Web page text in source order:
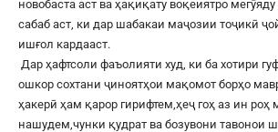
новобаста аст ва ҳақиқату воқеиятро
сабаб аст, ки дар шабакаи маҷозии тоҷикӣ
ишғол кардааст.
Дар ҳафтсоли фаъолияти худ, ки ба хотири
ошкор сохтани ҷиноятҳои мақомот борҳо
ҳакерӣ ҳам қарор гирифтем,ҳеҷ гоҳ аз ин роҳ
нашудем,чунки қудрат ва бозувони тавонои